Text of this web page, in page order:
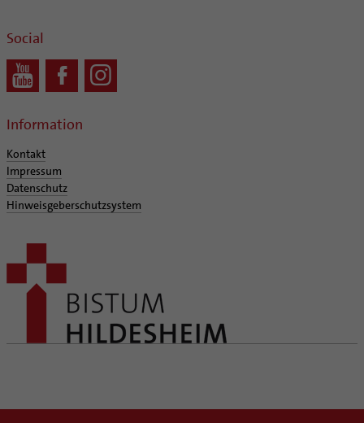
Social
Information
Kontakt
Impressum
Datenschutz
Hinweisgeberschutzsystem